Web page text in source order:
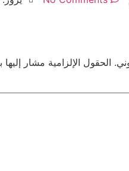
الحقول الإلزامية مشار إليها